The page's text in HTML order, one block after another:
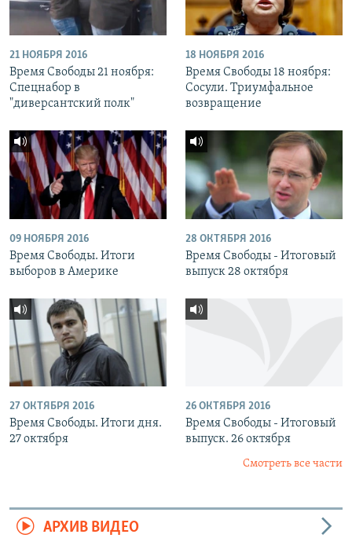
21 НОЯБРЯ 2016
Время Свободы 21 ноября:
Спецнабор в
"диверсантский полк"
18 НОЯБРЯ 2016
Время Свободы 18 ноября:
Сосули. Триумфальное
возвращение
09 НОЯБРЯ 2016
Время Свободы. Итоги
выборов в Америке
28 ОКТЯБРЯ 2016
Время Свободы - Итоговый
выпуск 28 октября
27 ОКТЯБРЯ 2016
Время Свободы. Итоги дня.
27 октября
26 ОКТЯБРЯ 2016
Время Свободы - Итоговый
выпуск. 26 октября
Смотреть все части
АРХИВ ВИДЕО